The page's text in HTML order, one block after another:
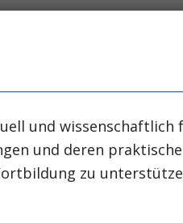
hepatologie
masld metabolische
und wissenschaftlich
und deren
zu